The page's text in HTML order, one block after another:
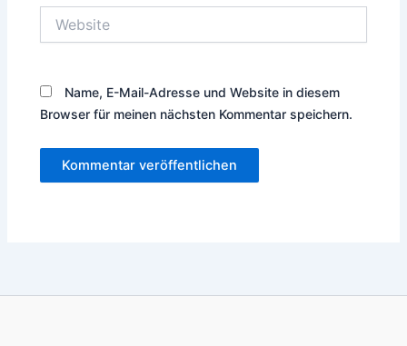
Name, E-Mail-Adresse und Website in diesem
Browser für meinen nächsten Kommentar speichern.